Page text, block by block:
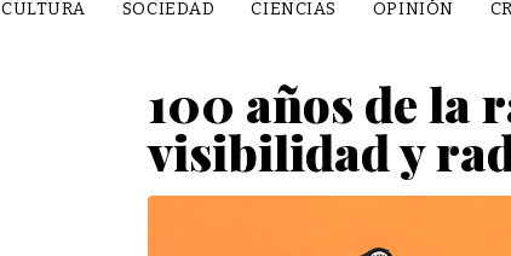
CULTURA SOCIEDAD CIENCIAS OPINIÓN
100 años de la
visibilidad y